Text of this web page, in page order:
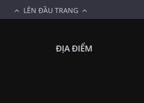
LÊN ĐẦU TRANG
ĐỊA ĐIỂM